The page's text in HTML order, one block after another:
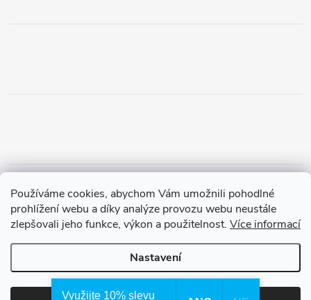
Používáme cookies, abychom Vám umožnili pohodlné
prohlížení webu a díky analýze provozu webu neustále
zlepšovali jeho funkce, výkon a použitelnost. Více informací
Nastavení
Zásady ochrany osobních údajů
Doprava a platba Tříletá záruka
Copyright 2026 . Všechna práva vyhrazena.
Využijte 10% slevu